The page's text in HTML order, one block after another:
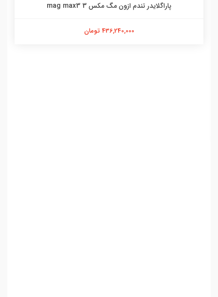
پاراگلایدر تندم ازون مگ مکس 3 mag max3
436,240,000 تومان